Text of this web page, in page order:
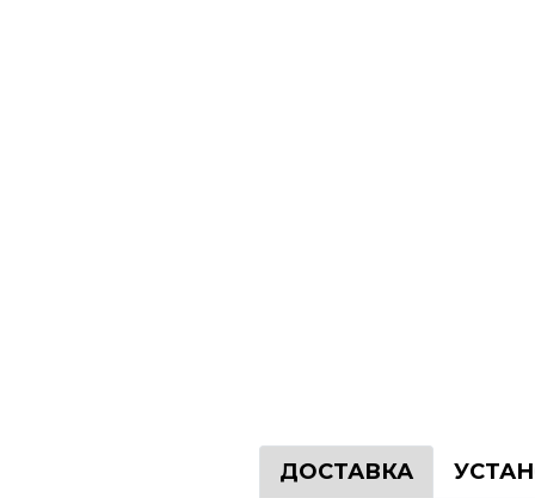
ДОСТАВКА